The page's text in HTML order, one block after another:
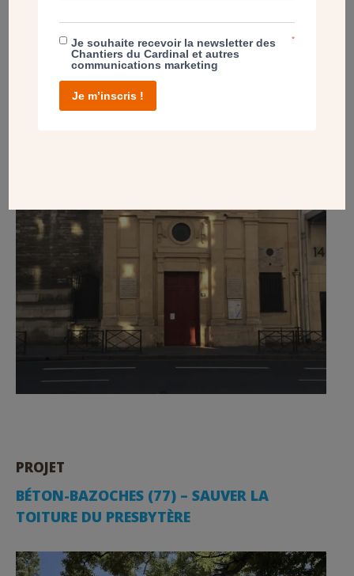
PROJET
SAINT DENYS DE LA CHAPELLE (PARIS 18E) –
LA GRANDE SALLE PAROISSIALE EN
RÉNOVATION COMPLÈTE
PROJET
BÉTON-BAZOCHES (77) – SAUVER LA
TOITURE DU PRESBYTÈRE
Je souhaite recevoir la newsletter des
Chantiers du Cardinal et autres
communications marketing
*
Je m’inscris !